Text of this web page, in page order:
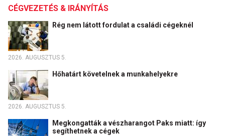
CÉGVEZETÉS & IRÁNYÍTÁS
Rég nem látott fordulat a családi cégeknél
2026. AUGUSZTUS 5.
Hőhatárt követelnek a munkahelyekre
2026. AUGUSZTUS 5.
Megkongatták a vészharangot Paks miatt: így
segíthetnek a cégek